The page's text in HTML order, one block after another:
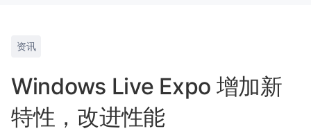
资讯
Windows Live Expo 增加新
特性，改进性能